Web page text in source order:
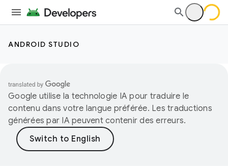
ANDROID STUDIO
Google utilise la technologie IA pour traduire le
contenu dans votre langue préférée. Les traductions
générées par IA peuvent contenir des erreurs.